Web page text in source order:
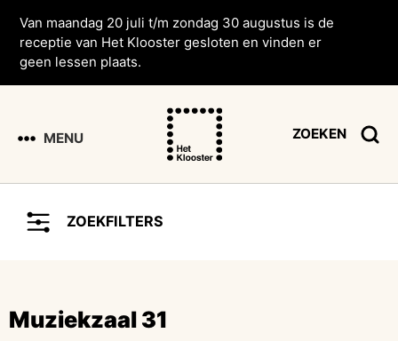
Van maandag 20 juli t/m zondag 30 augustus is de
receptie van Het Klooster gesloten en vinden er
geen lessen plaats.
MENU ZOEKEN
ZOEKFILTERS
Muziekzaal 31